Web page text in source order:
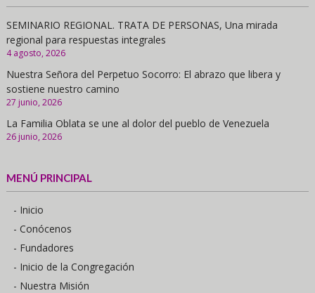
SEMINARIO REGIONAL. TRATA DE PERSONAS, Una mirada
regional para respuestas integrales
4 agosto, 2026
Nuestra Señora del Perpetuo Socorro: El abrazo que libera y
sostiene nuestro camino
27 junio, 2026
La Familia Oblata se une al dolor del pueblo de Venezuela
26 junio, 2026
MENÚ PRINCIPAL
- Inicio
- Conócenos
- Fundadores
- Inicio de la Congregación
- Nuestra Misión